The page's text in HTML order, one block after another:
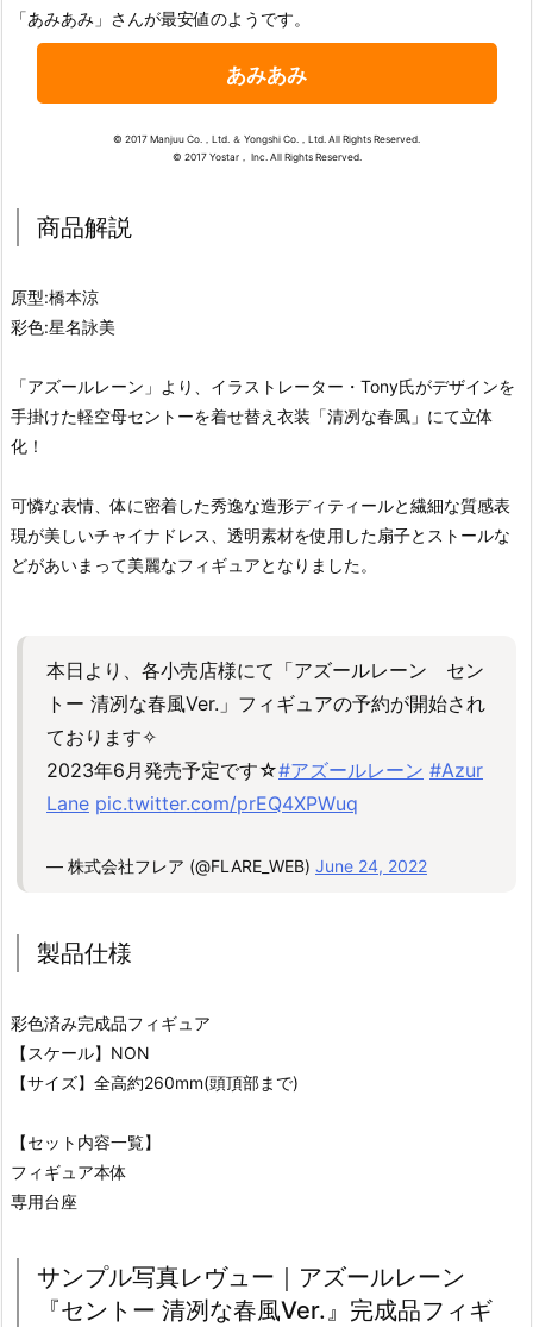
「あみあみ」さんが最安値のようです。
あみあみ
© 2017 Manjuu Co.，Ltd. ＆ Yongshi Co.，Ltd. All Rights Reserved.
© 2017 Yostar， Inc. All Rights Reserved.
商品解説
原型:橋本涼
彩色:星名詠美
「アズールレーン」より、イラストレーター・Tony氏がデザインを
手掛けた軽空母セントーを着せ替え衣装「清冽な春風」にて立体
化！
可憐な表情、体に密着した秀逸な造形ディティールと繊細な質感表
現が美しいチャイナドレス、透明素材を使用した扇子とストールな
どがあいまって美麗なフィギュアとなりました。
本日より、各小売店様にて「アズールレーン セン
トー 清冽な春風Ver.」フィギュアの予約が開始され
ております✧
2023年6月発売予定です☆#アズールレーン #Azur
Lane pic.twitter.com/prEQ4XPWuq
— 株式会社フレア (@FLARE_WEB) June 24, 2022
製品仕様
彩色済み完成品フィギュア
【スケール】NON
【サイズ】全高約260mm(頭頂部まで)
【セット内容一覧】
フィギュア本体
専用台座
サンプル写真レヴュー｜アズールレーン
『セントー 清冽な春風Ver.』完成品フィギ